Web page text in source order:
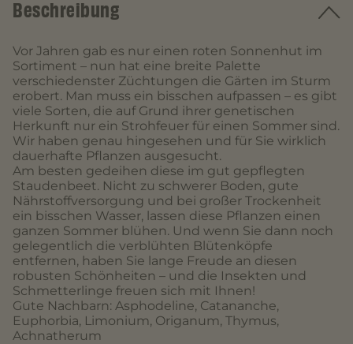
Beschreibung
Vor Jahren gab es nur einen roten Sonnenhut im
Sortiment – nun hat eine breite Palette
verschiedenster Züchtungen die Gärten im Sturm
erobert. Man muss ein bisschen aufpassen – es gibt
viele Sorten, die auf Grund ihrer genetischen
Herkunft nur ein Strohfeuer für einen Sommer sind.
Wir haben genau hingesehen und für Sie wirklich
dauerhafte Pflanzen ausgesucht.
Am besten gedeihen diese im gut gepflegten
Staudenbeet. Nicht zu schwerer Boden, gute
Nährstoffversorgung und bei großer Trockenheit
ein bisschen Wasser, lassen diese Pflanzen einen
ganzen Sommer blühen. Und wenn Sie dann noch
gelegentlich die verblühten Blütenköpfe
entfernen, haben Sie lange Freude an diesen
robusten Schönheiten – und die Insekten und
Schmetterlinge freuen sich mit Ihnen!
Gute Nachbarn: Asphodeline, Catananche,
Euphorbia, Limonium, Origanum, Thymus,
Achnatherum